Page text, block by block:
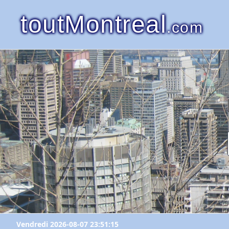
toutMontreal.com
Vendredi 2026-08-07 23:51:15